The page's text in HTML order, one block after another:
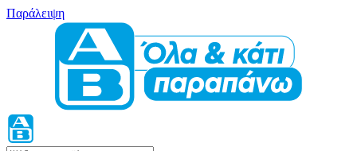
Παράλειψη